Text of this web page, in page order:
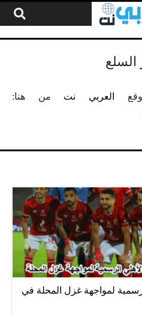
السلع
العربي نت من هنا:
لمواجهة غزل المحلة في